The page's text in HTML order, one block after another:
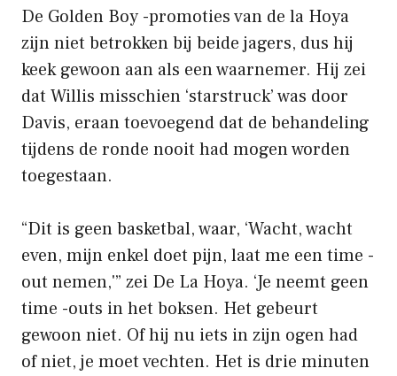
De Golden Boy -promoties van de la Hoya
zijn niet betrokken bij beide jagers, dus hij
keek gewoon aan als een waarnemer. Hij zei
dat Willis misschien ‘starstruck’ was door
Davis, eraan toevoegend dat de behandeling
tijdens de ronde nooit had mogen worden
toegestaan.
“Dit is geen basketbal, waar, ‘Wacht, wacht
even, mijn enkel doet pijn, laat me een time -
out nemen,'” zei De La Hoya. ‘Je neemt geen
time -outs in het boksen. Het gebeurt
gewoon niet. Of hij nu iets in zijn ogen had
of niet, je moet vechten. Het is drie minuten